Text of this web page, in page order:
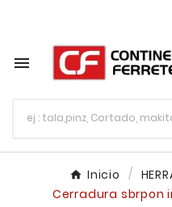

Inicio
Cerradura sbrpon